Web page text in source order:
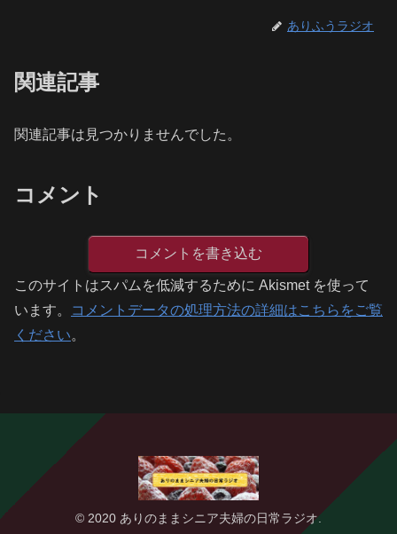
ありふうラジオ
関連記事
関連記事は見つかりませんでした。
コメント
コメントを書き込む
このサイトはスパムを低減するために Akismet を使って
います。
コメントデータの処理方法の詳細はこちらをご覧
ください。
© 2020 ありのままシニア夫婦の日常ラジオ.